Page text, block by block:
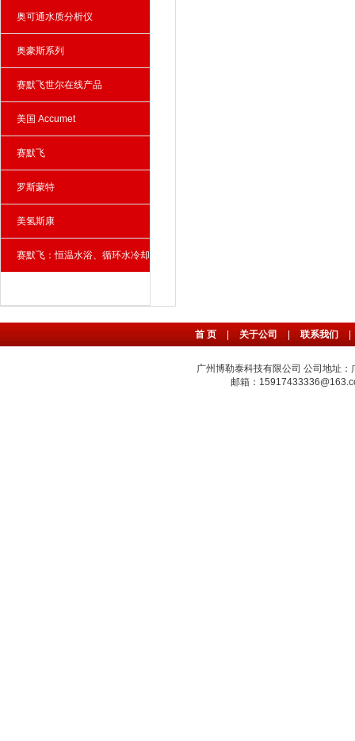
奥可通水质分析仪
奥豪斯系列
赛默飞世尔在线产品
美国 Accumet
赛默飞
罗斯蒙特
美氢斯康
赛默飞：恒温水浴、循环水冷却
首 页 关于公司 联系我们
广州博勒泰科技有限公司 公司地址
邮箱：